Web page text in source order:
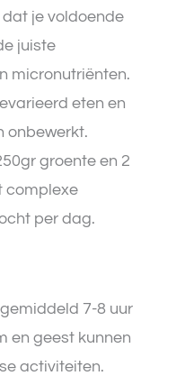
je voldoende
juiste
micronutriënten.
eten en
onbewerkt.
groente en 2
complexe
per dag.
7-8 uur
en geest kunnen
activiteiten.